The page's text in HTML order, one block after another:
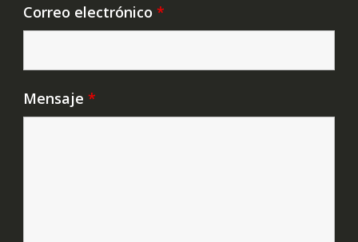
Correo electrónico *
Mensaje *